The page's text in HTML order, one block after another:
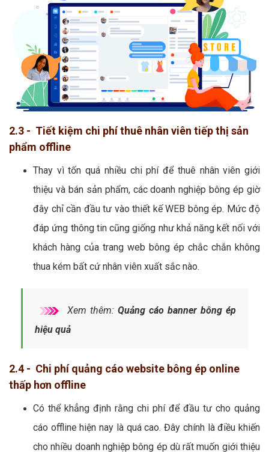
2.3 - Tiết kiệm chi phí thuê nhân viên tiếp thị sản
phẩm offline
Thay vì tốn quá nhiều chi phí để thuê nhân viên giới
thiệu và bán sản phẩm, các doanh nghiệp bông ép giờ
đây chỉ cần đầu tư vào thiết kế WEB bông ép. Mức độ
đáp ứng thông tin cũng giống như khả năng kết nối với
khách hàng của trang web bông ép chắc chắn không
thua kém bất cứ nhân viên xuất sắc nào.
Xem thêm: Quảng cáo banner bông ép
hiệu quả
2.4 - Chi phí quảng cáo website bông ép online
thấp hơn offline
Có thể khẳng định rằng chi phí để đầu tư cho quảng
cáo offline hiện nay là quá cao. Đây chính là điều khiến
cho nhiều doanh nghiệp bông ép dù rất muốn giới thiệu